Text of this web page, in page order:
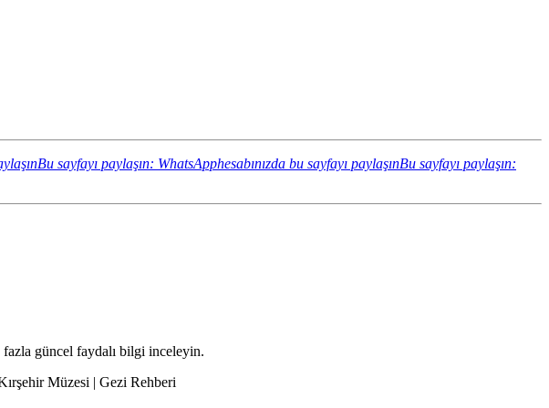
Bu sayfayı paylaşın: WhatsApphesabınızda bu sayfayı paylaşınBu sayfayı paylaşın:
fazla güncel faydalı bilgi inceleyin.
Müzesi | Gezi Rehberi